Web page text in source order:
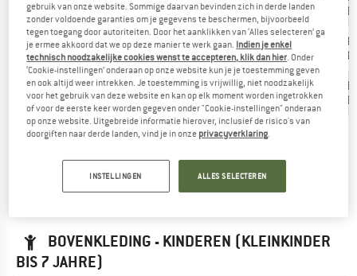
(cm)
68
70
73
77
80
Tailleomvang
(cm)
58-
60
60-
62
62-
64
64-
65
65-
66
Heupomvang
(cm)
70-
73
73-
77
77-
80
80-
84
84-
86
De juiste maat gevonden? Nu KinderenShirts, overhemden
& longsleeves|Outdoorbodywarmers|Jurken & rokken
Outdoorjassen|Lycra's Sportondergoed|Truien & hoodies
bekijken in de Trollkids online shop!
BOVENKLEDING - KINDEREN (KLEINKINDER
BIS 7 JAHRE)
gebruik van onze website. Sommige daarvan bevinden zich in derde landen
zonder voldoende garanties om je gegevens te beschermen, bijvoorbeeld
tegen toegang door autoriteiten. Door het aanklikken van ‘Alles selecteren’ ga
je ermee akkoord dat we op deze manier te werk gaan. Indien je enkel
technisch noodzakelijke cookies wenst te accepteren, klik dan hier . Onder
‘Cookie-instellingen’ onderaan op onze website kun je je toestemming geven
en ook altijd weer intrekken. Je toestemming is vrijwillig, niet noodzakelijk
voor het gebruik van deze website en kan op elk moment worden ingetrokken
of voor de eerste keer worden gegeven onder "Cookie-instellingen" onderaan
op onze website. Uitgebreide informatie hierover, inclusief de risico's van
doorgiften naar derde landen, vind je in onze privacyverklaring
INSTELLINGEN ALLES SELECTEREN